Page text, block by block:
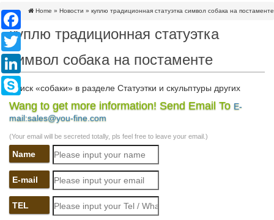
Home » Новости » куплю традиционная статуэтка символ собака на постаменте
куплю традиционная статуэтка
символ собака на постаменте
Поиск «собаки» в разделе Статуэтки и скульптуры других
стран.
Скульптура "Собака Фу" на постаменте.Подписаться на новые
лоты в разделе Статуэтки и скульптуры других стран, по
запросу «собаки». Регистрация не требуется.
Фигурка Собаки – символ 2018 года | В нашем…
CMS-60/20 Статуэтка "Собака с букетом" (Pavone).шт. Купить.
Быстрый просмотр.Пройдет всего несколько лет, как символ
года Собака примет бразды правления, чтобы ознаменовать
Wang to get more information! Send Email To E-
mail:sales@you-fine.com
(Your email will be secreted totally, pls feel free to leave your email.)
Name
E-mail
TEL
Facebook
Twitter
LinkedIn